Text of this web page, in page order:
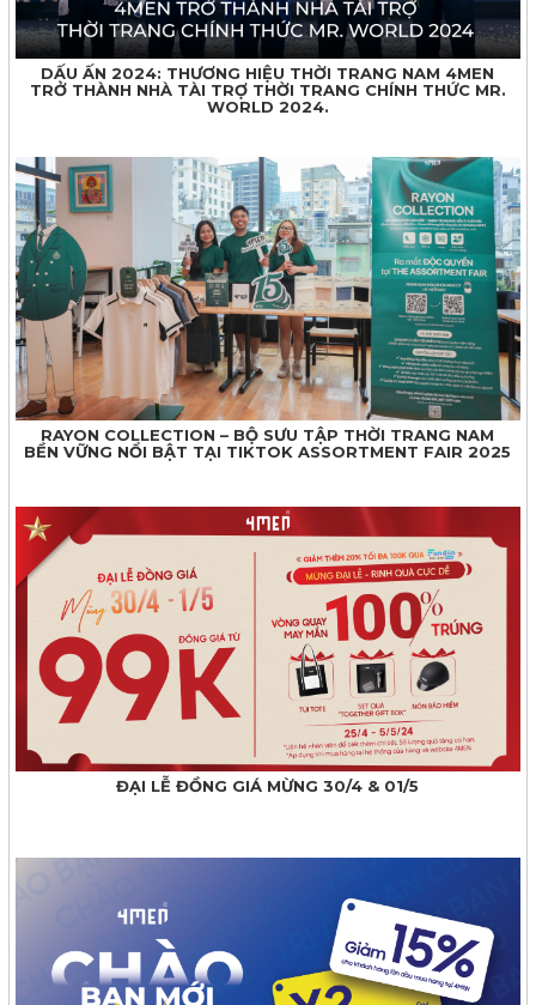
DẤU ẤN 2024: THƯƠNG HIỆU THỜI TRANG NAM 4MEN
TRỞ THÀNH NHÀ TÀI TRỢ THỜI TRANG CHÍNH THỨC MR.
WORLD 2024.
RAYON COLLECTION – BỘ SƯU TẬP THỜI TRANG NAM
BỀN VỮNG NỔI BẬT TẠI TIKTOK ASSORTMENT FAIR 2025
ĐẠI LỄ ĐỒNG GIÁ MỪNG 30/4 & 01/5